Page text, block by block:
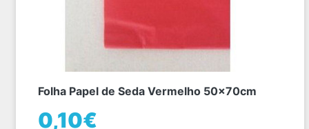
Folha Papel de Seda Vermelho 50x70cm
0,10€